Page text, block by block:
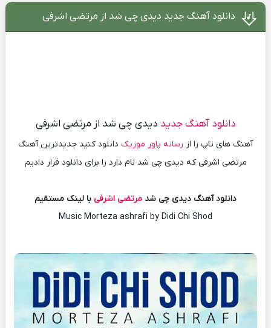
دانلود آهنگ جدید دیدی چی شد از مرتضی اشرفی
دانلود آهنگ جدید دیدی چی شد از مرتضی اشرفی
آهنگ های تاپ را از رسانه پاور موزیک دانلود کنید جدیدترین آهنگ
مرتضی اشرفی که دیدی چی شد نام دارد را برای دانلود قرار دادیم
دانلود آهنگ دیدی چی شد مرتضی اشرفی با لینک مستقیم
Music Morteza ashrafi by Didi Chi Shod